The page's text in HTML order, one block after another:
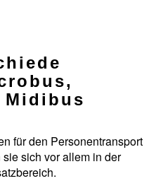
Midibus
für den Personentransport
sich vor allem in der